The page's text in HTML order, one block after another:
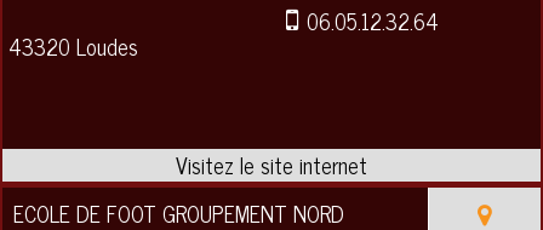
43320 Loudes
06.05.12.32.64
ECOLE DE FOOT GROUPEMENT NORD